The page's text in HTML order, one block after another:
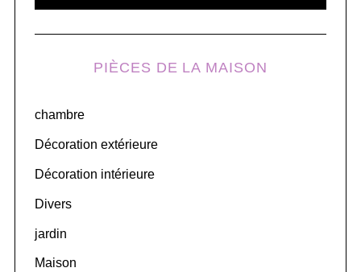
f
o
:
A
C
PIÈCES DE LA MAISON
chambre
Décoration extérieure
Décoration intérieure
Divers
jardin
Maison